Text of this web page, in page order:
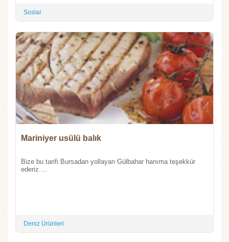
Soslar
Mariniyer usülü balık
Bize bu tarifi Bursadan yollayan Gülbahar hanıma teşekkür
ederiz....
Deniz Ürünleri